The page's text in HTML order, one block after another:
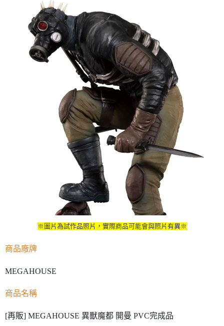
※圖片為試作品照片，實際商品可能會與照片有異※
商品廠牌
MEGAHOUSE
商品名稱
[再販] MEGAHOUSE 異獸魔都 開曼 PVC完成品